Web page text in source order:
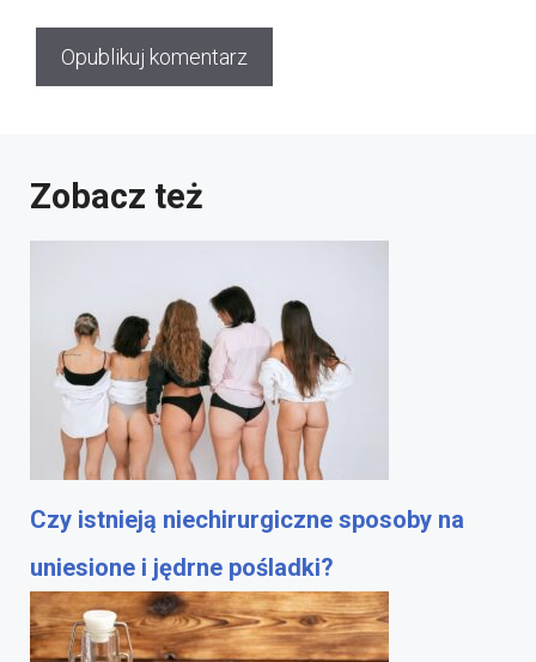
Zobacz też
Czy istnieją niechirurgiczne sposoby na
uniesione i jędrne pośladki?